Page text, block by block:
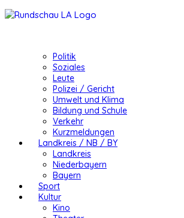
Politik
Soziales
Leute
Polizei / Gericht
Umwelt und Klima
Bildung und Schule
Verkehr
Kurzmeldungen
Landkreis / NB / BY
Landkreis
Niederbayern
Bayern
Sport
Kultur
Kino